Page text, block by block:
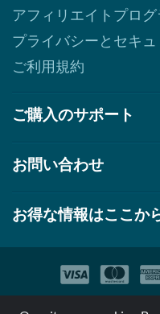
アフィリエイトプログ
プライバシーとセキ
ご利用規約
ご購入のサポート
お問い合わせ
お得な情報はここか